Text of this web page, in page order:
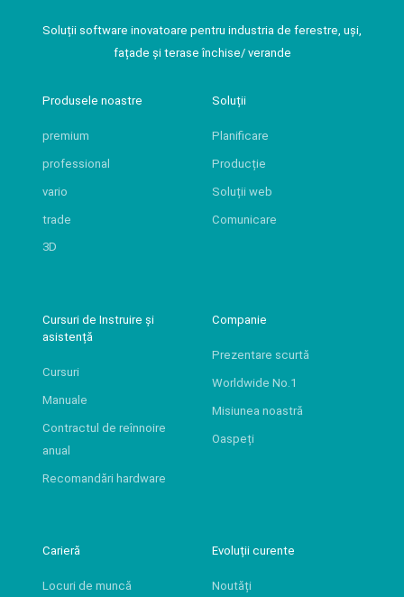
Soluții software inovatoare pentru industria de ferestre, uși,
fațade și terase închise/ verande
Produsele noastre
premium
professional
vario
trade
3D
Soluții
Planificare
Producție
Soluții web
Comunicare
Cursuri de Instruire și
asistență
Cursuri
Manuale
Contractul de reînnoire
anual
Recomandări hardware
Companie
Prezentare scurtă
Worldwide No.1
Misiunea noastră
Oaspeți
Carieră
Locuri de muncă
Evoluții curente
Noutăți